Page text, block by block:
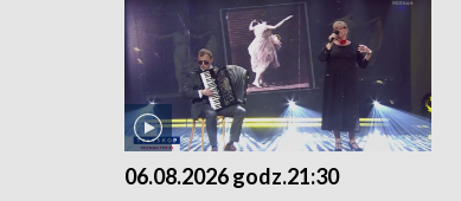
06.08.2026 godz.21:30